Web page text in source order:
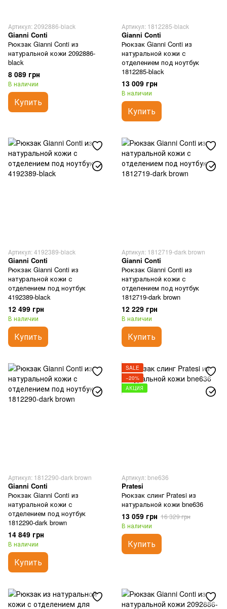
Артикул: 2092886-black
Gianni Conti
Рюкзак Gianni Conti из
натуральной кожи 2092886-
black
8 089 грн
В наличии
Купить
Артикул: 1812285-black
Gianni Conti
Рюкзак Gianni Conti из
натуральной кожи с
отделением под ноутбук
1812285-black
13 009 грн
В наличии
Купить
Артикул: 4192389-black
Gianni Conti
Рюкзак Gianni Conti из
натуральной кожи с
отделением под ноутбук
4192389-black
12 499 грн
В наличии
Купить
Артикул: 1812719-dark brown
Gianni Conti
Рюкзак Gianni Conti из
натуральной кожи с
отделением под ноутбук
1812719-dark brown
12 229 грн
В наличии
Купить
Артикул: 1812290-dark brown
Gianni Conti
Рюкзак Gianni Conti из
натуральной кожи с
отделением под ноутбук
1812290-dark brown
14 849 грн
В наличии
Купить
SALE
−20%
АКЦИЯ
Артикул: bne636
Pratesi
Рюкзак слинг Pratesi из
натуральной кожи bne636
13 059 грн 16 329 грн
В наличии
Купить